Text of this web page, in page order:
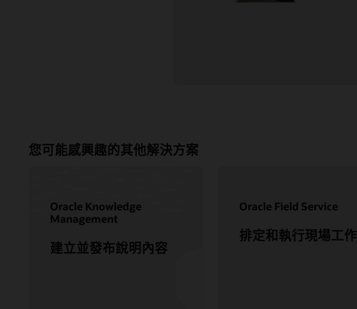
您可能感興趣的其他解決方案
Oracle Knowledge
Management
建立並發布說明內容
Oracle Field Service
排定和執行現場工作